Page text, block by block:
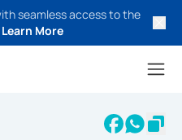
seamless access to the
Learn More